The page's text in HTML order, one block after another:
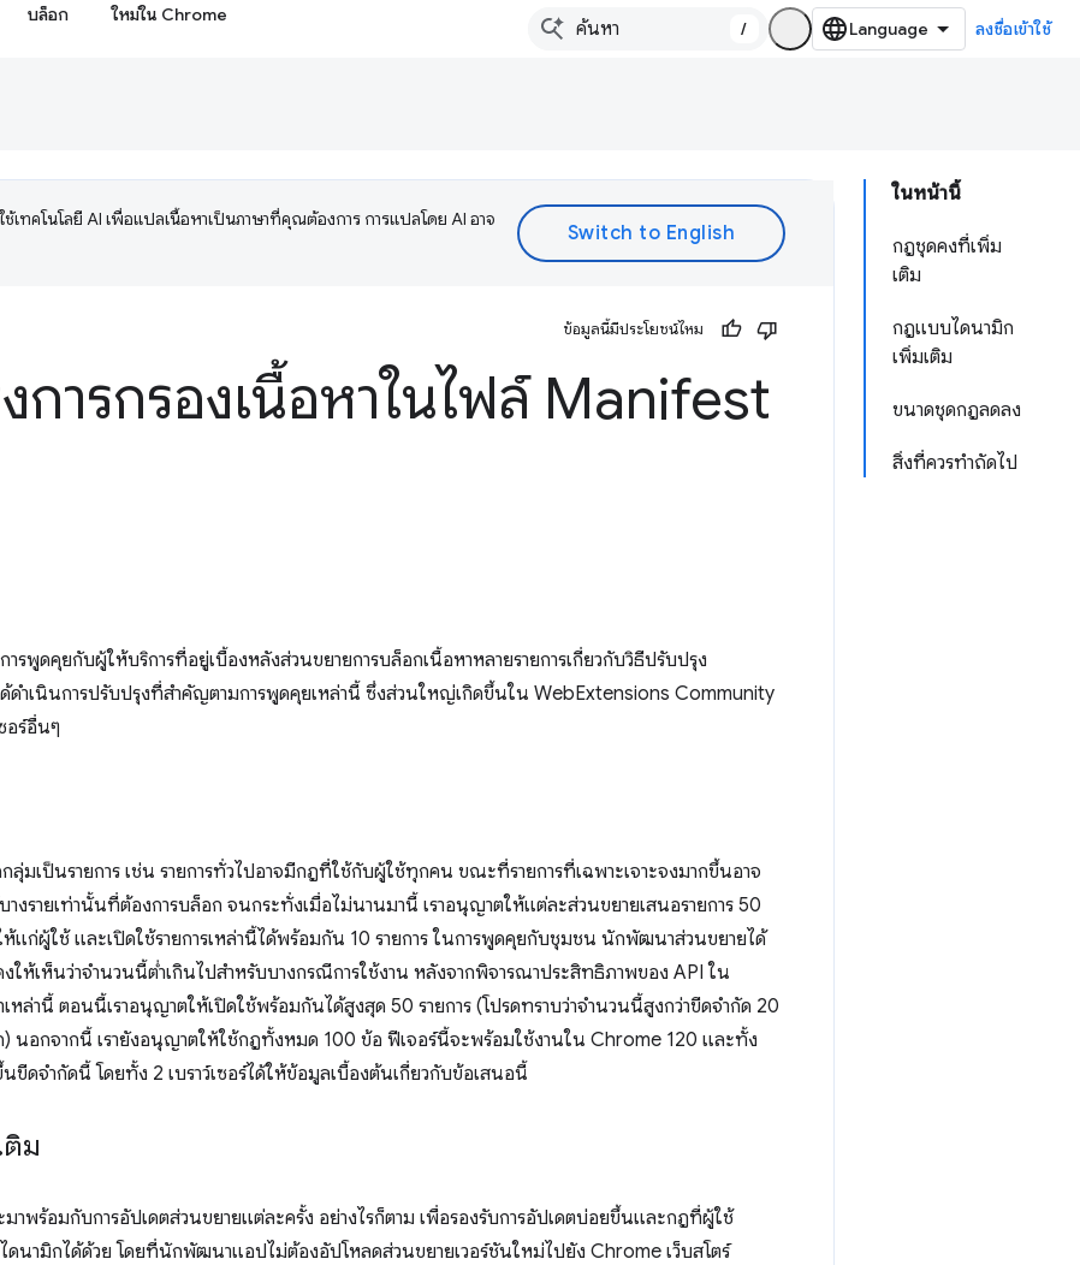
บล็อก ใหม่ใน Chrome
/ ลงชื่อเข้าใช้
ในหน้านี้
กฎชุดคงที่เพิ่ม
เติม
กฎแบบไดนามิก
เพิ่มเติม
ขนาดชุดกฎลดลง
สิ่งที่ควรทำถัดไป
เทคโนโลยี AI เพื่อแปลเนื้อหาเป็นภาษาที่คุณต้องการ การแปลโดย AI อาจ
ข้อมูลนี้มีประโยชน์ไหม
การกรองเนื้อหาในไฟล์ Manifest
รพูดคุยกับผู้ให้บริการที่อยู่เบื้องหลังส่วนขยายการบล็อกเนื้อหาหลายรายการเกี่ยวกับวิธีปรับปรุง
ดำเนินการปรับปรุงที่สำคัญตามการพูดคุยเหล่านี้ ซึ่งส่วนใหญ่เกิดขึ้นใน WebExtensions Community
อร์อื่นๆ
มเป็นรายการ เช่น รายการทั่วไปอาจมีกฎที่ใช้กับผู้ใช้ทุกคน ขณะที่รายการที่เฉพาะเจาะจงมากขึ้นอาจ
งรายเท่านั้นที่ต้องการบล็อก จนกระทั่งเมื่อไม่นานมานี้ เราอนุญาตให้แต่ละส่วนขยายเสนอรายการ 50
แก่ผู้ใช้ และเปิดใช้รายการเหล่านี้ได้พร้อมกัน 10 รายการ ในการพูดคุยกับชุมชน นักพัฒนาส่วนขยายได้
ห้เห็นว่าจำนวนนี้ต่ำเกินไปสำหรับบางกรณีการใช้งาน หลังจากพิจารณาประสิทธิภาพของ API ใน
ล่านี้ ตอนนี้เราอนุญาตให้เปิดใช้พร้อมกันได้สูงสุด 50 รายการ (โปรดทราบว่าจำนวนนี้สูงกว่าขีดจํากัด 20
) นอกจากนี้ เรายังอนุญาตให้ใช้กฎทั้งหมด 100 ข้อ ฟีเจอร์นี้จะพร้อมใช้งานใน Chrome 120 และทั้ง
ขีดจำกัดนี้ โดยทั้ง 2 เบราว์เซอร์ได้ให้ข้อมูลเบื้องต้นเกี่ยวกับข้อเสนอนี้
ม
พร้อมกับการอัปเดตส่วนขยายแต่ละครั้ง อย่างไรก็ตาม เพื่อรองรับการอัปเดตบ่อยขึ้นและกฎที่ผู้ใช้
นามิกได้ด้วย โดยที่นักพัฒนาแอปไม่ต้องอัปโหลดส่วนขยายเวอร์ชันใหม่ไปยัง Chrome เว็บสโตร์